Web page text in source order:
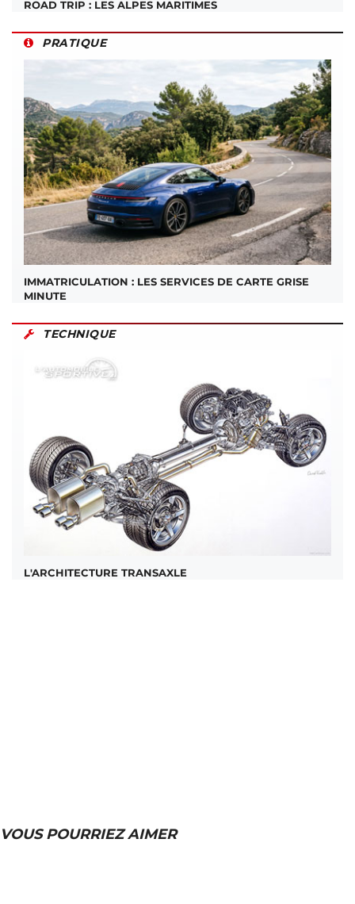
ROAD TRIP : LES ALPES MARITIMES
PRATIQUE
IMMATRICULATION : LES SERVICES DE CARTE GRISE
MINUTE
TECHNIQUE
L'ARCHITECTURE TRANSAXLE
VOUS POURRIEZ AIMER